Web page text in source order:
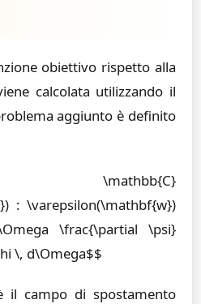
obiettivo rispetto alla
calcolata utilizzando il
aggiunto è definito
\mathbb{C}
: \varepsilon(\mathbf{w})
\frac{\partial \psi}
\, d\Omega$$
il campo di spostamento